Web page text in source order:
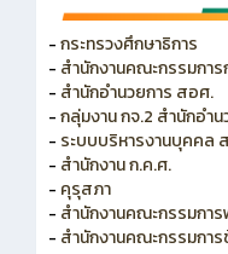
-กระทรวงศึกษาธิการ
- สำนักงานคณะกรรมการ
- สำนักอำนวยการ สอศ.
-กลุ่มงาน กจ.2 สำนักอำ
- ระบบบริหารงานบุคคล
- สำนักงาน ก.ค.ศ.
- คุรุสภา
- สำนักงานคณะกรรมกา
- สำนักงานคณะกรรมการ